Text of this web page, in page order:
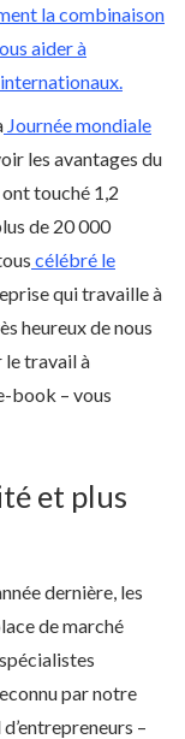
la combinaison
aider à
Journée mondiale
les avantages du
touché 1,2
de 20 000
célébré le
qui travaille à
heureux de nous
le travail à
book – vous
et plus
dernière, les
de marché
par notre
–